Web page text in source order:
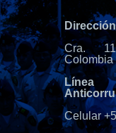
Dirección
Cra.
Colombia
Línea
Celular